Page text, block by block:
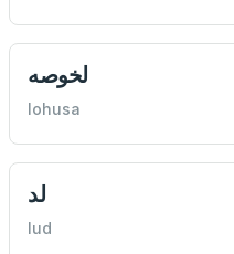
لخوصه
lohusa
لد
lud